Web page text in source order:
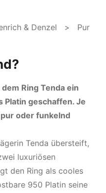
& Denzel > Pur
Ring Tenda ein
Platin geschaffen. Je
oder funkelnd
Tenda übersteift,
luxuriösen
den Ring als cooles
950 Platin seine